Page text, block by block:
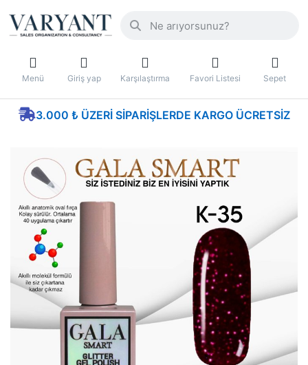
Menü Giriş yap Karşılaştırma Favori Listesi Sepet
3.000 ₺ ÜZERI SIPARIŞLERDE KARGO ÜCRETSIZ